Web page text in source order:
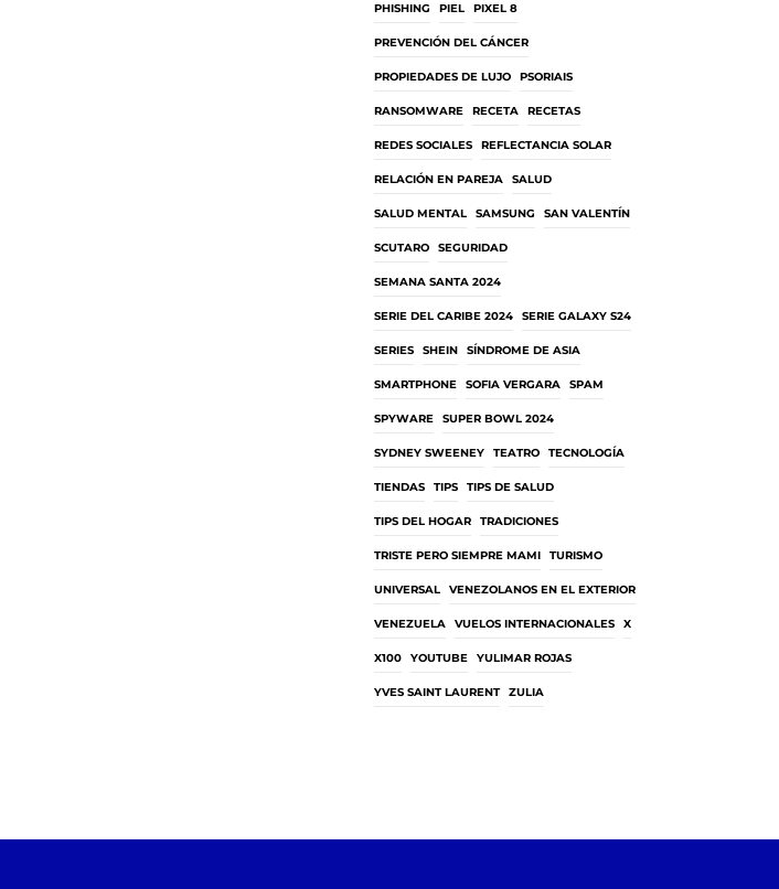
PHISHING PIEL PIXEL 8
PREVENCIÓN DEL CÁNCER
PROPIEDADES DE LUJO PSORIAIS
RANSOMWARE RECETA RECETAS
REDES SOCIALES REFLECTANCIA SOLAR
RELACIÓN EN PAREJA SALUD
SALUD MENTAL SAMSUNG SAN VALENTÍN
SCUTARO SEGURIDAD
SEMANA SANTA 2024
SERIE DEL CARIBE 2024 SERIE GALAXY S24
SERIES SHEIN SÍNDROME DE ASIA
SMARTPHONE SOFIA VERGARA SPAM
SPYWARE SUPER BOWL 2024
SYDNEY SWEENEY TEATRO TECNOLOGÍA
TIENDAS TIPS TIPS DE SALUD
TIPS DEL HOGAR TRADICIONES
TRISTE PERO SIEMPRE MAMI TURISMO
UNIVERSAL VENEZOLANOS EN EL EXTERIOR
VENEZUELA VUELOS INTERNACIONALES X
X100 YOUTUBE YULIMAR ROJAS
YVES SAINT LAURENT ZULIA